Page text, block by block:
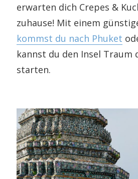
erwarten dich Crepes &
zuhause! Mit einem
kommst du nach Phuket
kannst du den Insel Traum
starten.